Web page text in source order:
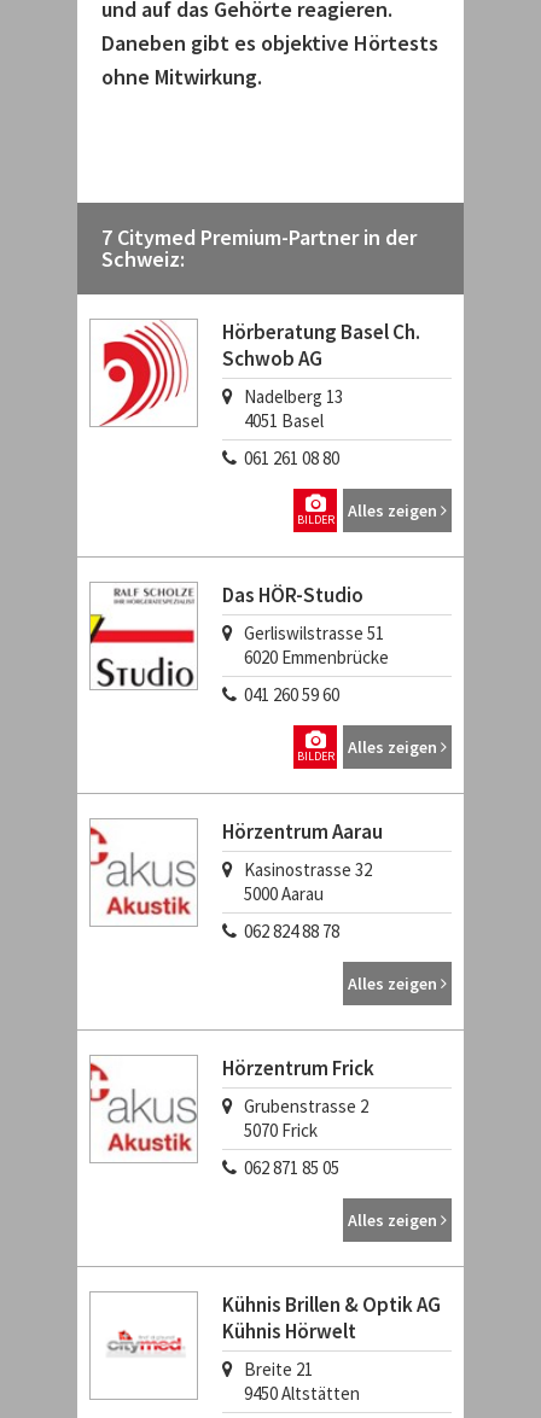
und auf das Gehörte reagieren.
Daneben gibt es objektive Hörtests
ohne Mitwirkung.
7 Citymed Premium-Partner in der
Schweiz:
Hörberatung Basel Ch.
Schwob AG
Nadelberg 13
4051 Basel
061 261 08 80
Alles zeigen
BILDER
Das HÖR-Studio
Gerliswilstrasse 51
6020 Emmenbrücke
041 260 59 60
Alles zeigen
BILDER
Hörzentrum Aarau
Kasinostrasse 32
5000Aarau
062 824 88 78
Alles zeigen
Hörzentrum Frick
Grubenstrasse 2
5070 Frick
062 871 85 05
Alles zeigen
Kühnis Brillen & Optik AG
Kühnis Hörwelt
Breite 21
9450Altstätten